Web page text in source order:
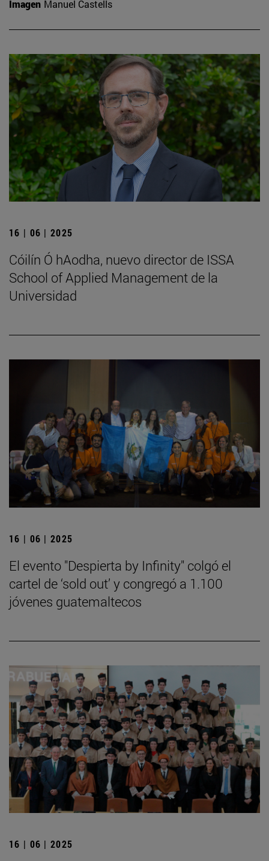
Imagen Manuel Castells
16 | 06 | 2025
Cóilín Ó hAodha, nuevo director de ISSA
School of Applied Management de la
Universidad
16 | 06 | 2025
El evento "Despierta by Infinity" colgó el
cartel de ‘sold out’ y congregó a 1.100
jóvenes guatemaltecos
16 | 06 | 2025